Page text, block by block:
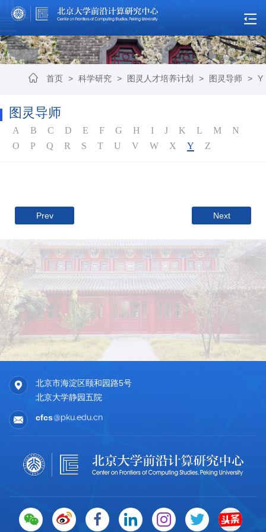
首页 > 科学研究 > 图灵人才培养计划 > 图灵导师 > Y
图灵导师
A B C D E F G H I J K L M
N
O
P Q R S T U V W X Y Z
Prev Next
北京市海淀区颐和园路5号
北京大学静园五院
cfcs